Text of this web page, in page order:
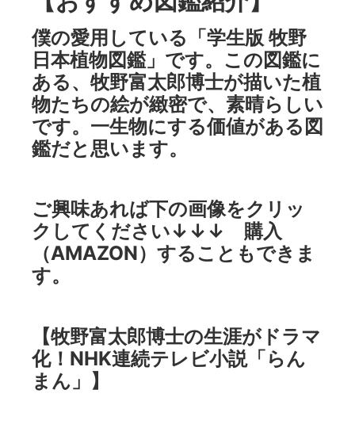
僕の愛用している「学生版 牧野
日本植物図鑑」です。この図鑑に
ある、牧野富太郎博士が描いた植
物たちの絵が緻密で、素晴らしい
です。一生物にする価値がある図
鑑だと思います。
ご興味あれば下の画像をクリッ
クしてください↓↓↓ 購入
（AMAZON）することもできま
す。
【牧野富太郎博士の生涯がドラマ
化！NHK連続テレビ小説「らん
まん」】